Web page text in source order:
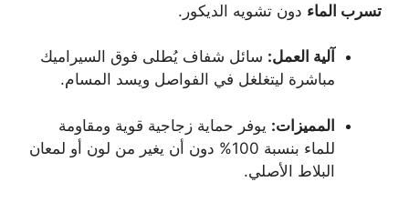
تسرب الماء دون تشويه الديكور.
آلية العمل: سائل شفاف يُطلى فوق السيراميك
مباشرة ليتغلغل في الفواصل ويسد المسام.
المميزات: يوفر حماية زجاجية قوية ومقاومة
للماء بنسبة 100% دون أن يغير من لون أو لمعان
البلاط الأصلي.